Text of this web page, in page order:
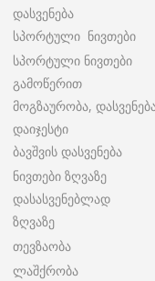
დასვენება
სპორტული ნივთები
სპორტული ნივთები
გამოწერით
მოგზაურობა,
დაიჯესტი
ბავშვის დასვენება
ნივთები ზღვაზე
დასასვენებლად
ზღვაზე
თევზაობა
ლაშქრობა